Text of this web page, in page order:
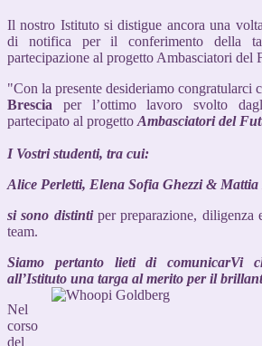
Il nostro Istituto si distigue ancora una
di notifica per il conferimento della
partecipazione al progetto Ambasciatori del
"Con la presente desideriamo congratularci
Brescia per l’ottimo lavoro svolto
partecipato al progetto Ambasciatori del
I Vostri studenti, tra cui:
Alice Perletti, Elena Sofia Ghezzi &
si sono distintiper preparazione, diligenza
team.
Siamo pertanto lieti di comunicarVi
all’Istituto una targa al merito per il
Nel
corso
del